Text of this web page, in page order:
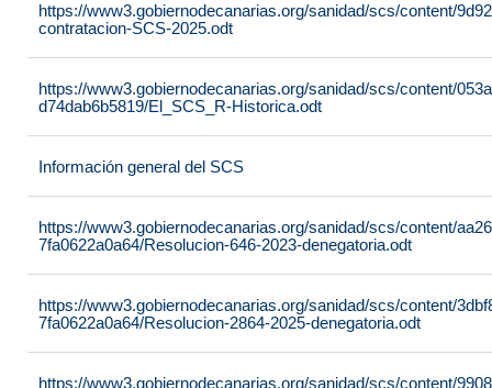
https://www3.gobiernodecanarias.org/sanidad/scs/content/
contratacion-SCS-2025.odt
https://www3.gobiernodecanarias.org/sanidad/scs/content/
d74dab6b5819/El_SCS_R-Historica.odt
Información general del SCS
https://www3.gobiernodecanarias.org/sanidad/scs/content/
7fa0622a0a64/Resolucion-646-2023-denegatoria.odt
https://www3.gobiernodecanarias.org/sanidad/scs/content/
7fa0622a0a64/Resolucion-2864-2025-denegatoria.odt
https://www3.gobiernodecanarias.org/sanidad/scs/content/